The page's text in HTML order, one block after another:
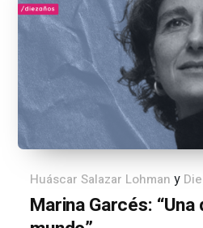
Huáscar Salazar Lohman y
Marina Garcés: